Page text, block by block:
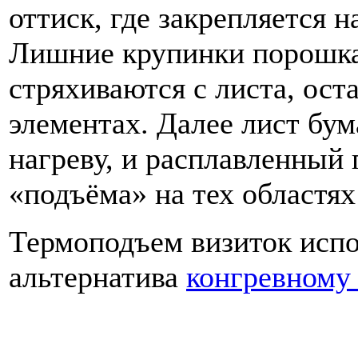
оттиск, где закрепляется
Лишние крупинки
стряхиваются с листа,
элементах. Далее лист
нагреву, и
«подъёма» на тех
Термоподъем визиток
альтернатива